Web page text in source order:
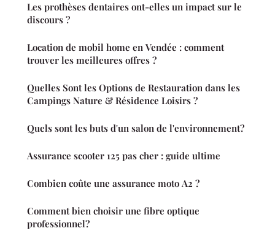
Les prothèses dentaires ont-elles un impact sur le
discours ?
Location de mobil home en Vendée : comment
trouver les meilleures offres ?
Quelles Sont les Options de Restauration dans les
Campings Nature & Résidence Loisirs ?
Quels sont les buts d'un salon de l'environnement?
Assurance scooter 125 pas cher : guide ultime
Combien coûte une assurance moto A2 ?
Comment bien choisir une fibre optique
professionnel?